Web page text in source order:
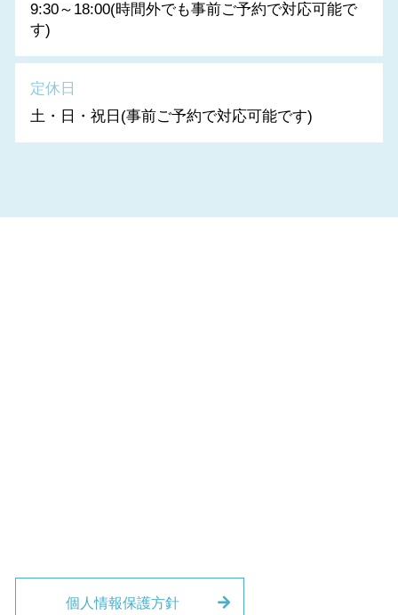
9:30～18:00(時間外でも事前ご予約で対応可能で
す)
定休日
土・日・祝日(事前ご予約で対応可能です)
個人情報保護方針